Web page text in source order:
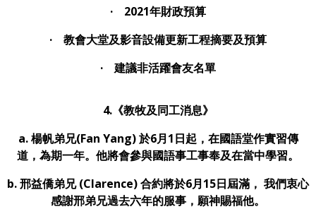
· 2021年財政預算
· 教會大堂及影音設備更新工程摘要及預算
· 建議非活躍會友名單
4.《教牧及同工消息》
a. 楊帆弟兄(Fan Yang) 於6月1日起，在國語堂作實習傳
道，為期一年。他將會參與國語事工事奉及在當中學習。
b. 邢益僑弟兄 (Clarence) 合約將於6月15日屆滿， 我們衷心
感謝邢弟兄過去六年的服事，願神賜福他。